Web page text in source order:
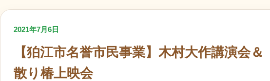
2021年7月6日
【狛江市名誉市民事業】木村大作講演会＆
散り椿上映会